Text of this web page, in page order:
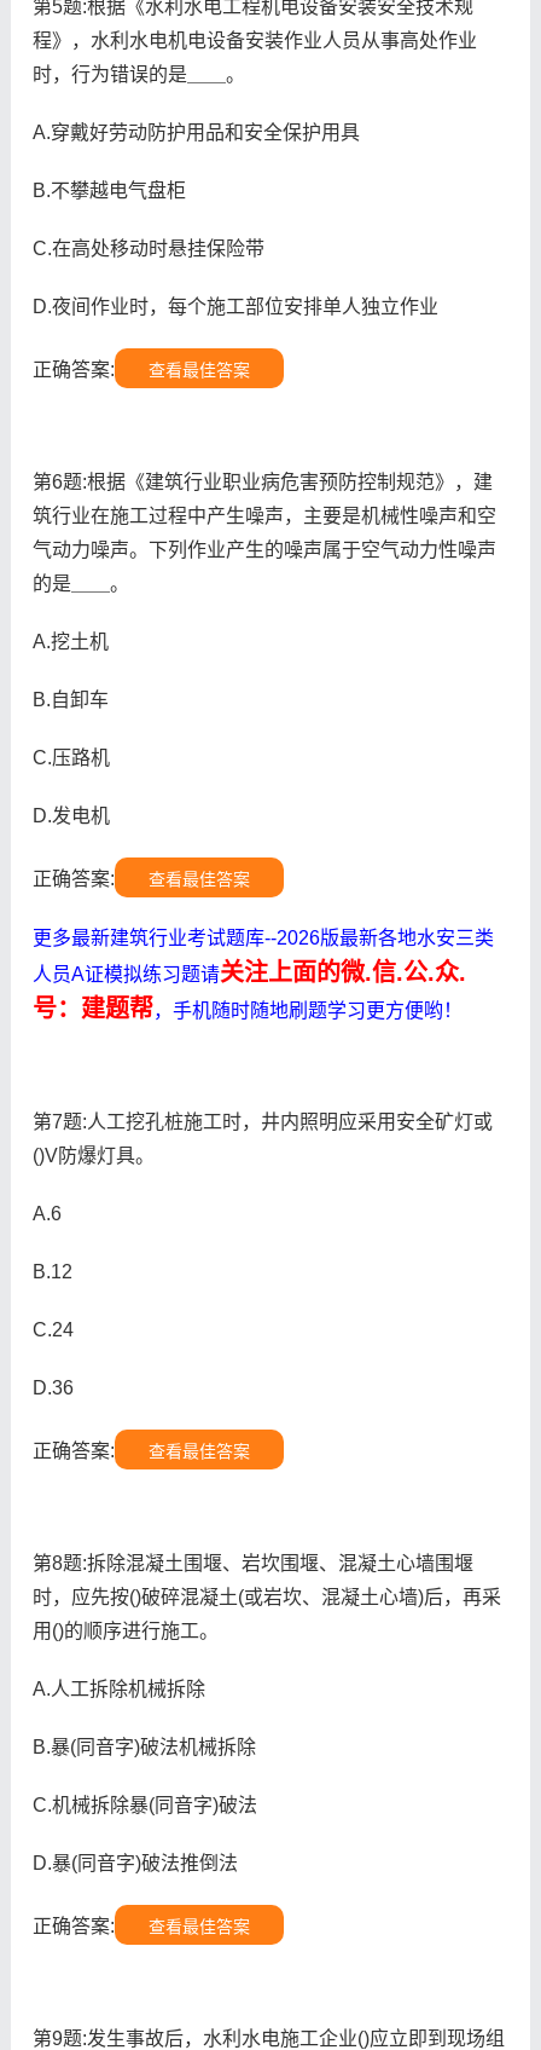
第5题:根据《水利水电工程机电设备安装安全技术规
程》，水利水电机电设备安装作业人员从事高处作业
时，行为错误的是＿＿。
A.穿戴好劳动防护用品和安全保护用具
B.不攀越电气盘柜
C.在高处移动时悬挂保险带
D.夜间作业时，每个施工部位安排单人独立作业
正确答案: 查看最佳答案
第6题:根据《建筑行业职业病危害预防控制规范》，建
筑行业在施工过程中产生噪声，主要是机械性噪声和空
气动力噪声。下列作业产生的噪声属于空气动力性噪声
的是＿＿。
A.挖土机
B.自卸车
C.压路机
D.发电机
正确答案: 查看最佳答案
更多最新建筑行业考试题库--2026版最新各地水安三类
人员A证模拟练习题请关注上面的微.信.公.众.
号：建题帮，手机随时随地刷题学习更方便哟！
第7题:人工挖孔桩施工时，井内照明应采用安全矿灯或
()V防爆灯具。
A.6
B.12
C.24
D.36
正确答案: 查看最佳答案
第8题:拆除混凝土围堰、岩坎围堰、混凝土心墙围堰
时，应先按()破碎混凝土(或岩坎、混凝土心墙)后，再采
用()的顺序进行施工。
A.人工拆除机械拆除
B.暴(同音字)破法机械拆除
C.机械拆除暴(同音字)破法
D.暴(同音字)破法推倒法
正确答案: 查看最佳答案
第9题:发生事故后，水利水电施工企业()应立即到现场组